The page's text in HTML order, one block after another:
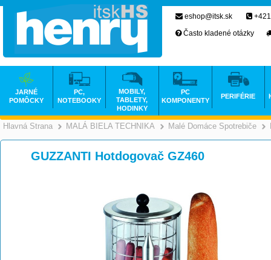
Hlavná Strana >
MALÁ BIELA TECHNIKA >
Malé Domáce Spotrebiče
GUZZANTI Hotdogovač GZ460
eshop@itsk.sk
Často kladené otázky
JARNÉ
POMÔCKY
PC,
NOTEBOOKY
MOBILY,
TABLETY,
HODINKY
PC
KOMPONENTY
PERIFÉRIE